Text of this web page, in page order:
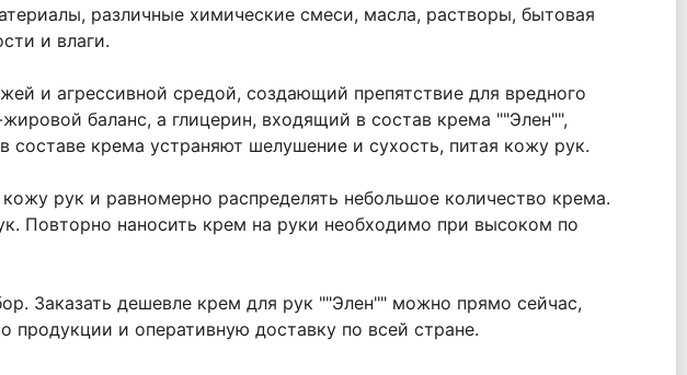
различные химические смеси, масла, растворы, бытовая
и влаги.
и агрессивной средой, создающий препятствие для вредного
баланс, а глицерин, входящий в состав крема ""Элен"",
крема устраняют шелушение и сухость, питая кожу рук.
рук и равномерно распределять небольшое количество крема.
Повторно наносить крем на руки необходимо при высоком по
Заказать дешевле крем для рук ""Элен"" можно прямо сейчас,
продукции и оперативную доставку по всей стране.